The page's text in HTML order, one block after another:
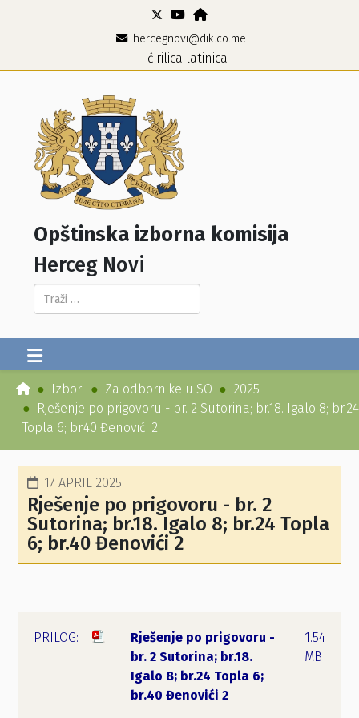
hercegnovi@dik.co.me
ćirilica latinica
Opštinska izborna komisija
Herceg Novi
Pretraga...
Izbori Za odbornike u SO
2025
Rješenje po prigovoru - br. 2 Sutorina; br.18. Igalo 8; br.24
Topla 6; br.40 Đenovići 2
17 APRIL 2025
Rješenje po prigovoru - br. 2
Sutorina; br.18. Igalo 8; br.24 Topla
6; br.40 Đenovići 2
Rješenje po prigovoru -
br. 2 Sutorina; br.18.
Igalo 8; br.24 Topla 6;
br.40 Đenovići 2
1.54
MB